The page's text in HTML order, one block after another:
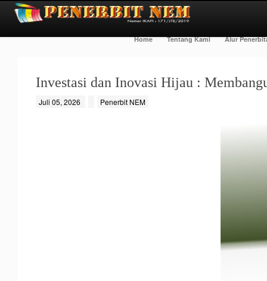
Home Tentang Kami Alur
Investasi dan Inovasi Hijau :
Juli 05, 2026 Penerbit NEM